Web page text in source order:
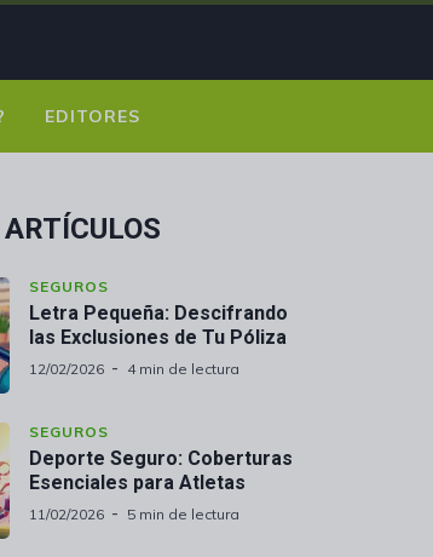
EDITORES
SEGUROS
Letra Pequeña: Descifrando
las Exclusiones de Tu Póliza
12/02/2026 4 min de lectura
SEGUROS
Deporte Seguro: Coberturas
Esenciales para Atletas
11/02/2026 5 min de lectura